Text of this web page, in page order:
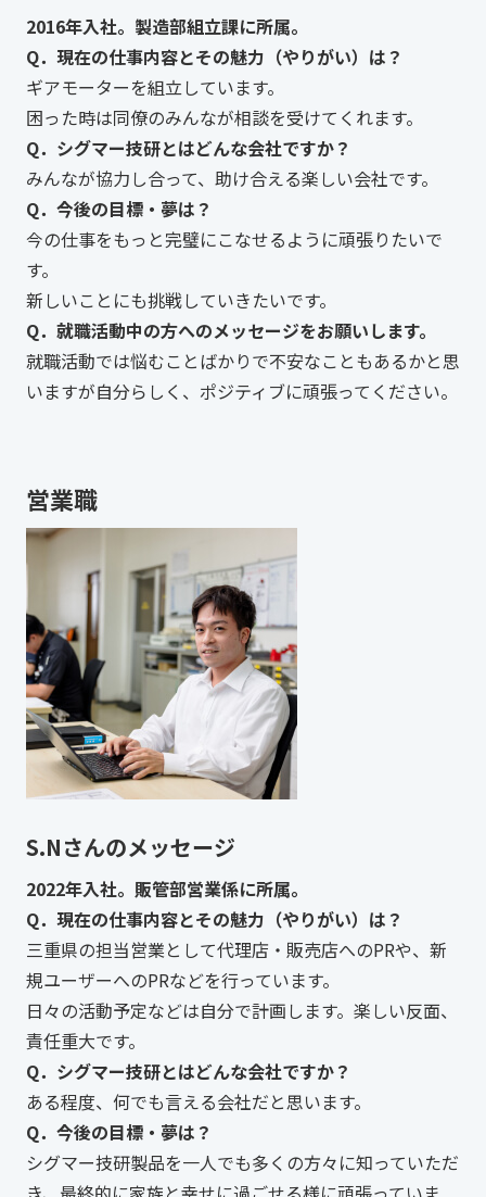
2016年入社。製造部組立課に所属。
Q．現在の仕事内容とその魅力（やりがい）は？
ギアモーターを組立しています。
困った時は同僚のみんなが相談を受けてくれます。
Q．シグマー技研とはどんな会社ですか？
みんなが協力し合って、助け合える楽しい会社です。
Q．今後の目標・夢は？
今の仕事をもっと完璧にこなせるように頑張りたいで
す。
新しいことにも挑戦していきたいです。
Q．就職活動中の方へのメッセージをお願いします。
就職活動では悩むことばかりで不安なこともあるかと思
いますが自分らしく、ポジティブに頑張ってください。
営業職
S.Nさんのメッセージ
2022年入社。販管部営業係に所属。
Q．現在の仕事内容とその魅力（やりがい）は？
三重県の担当営業として代理店・販売店へのPRや、新
規ユーザーへのPRなどを行っています。
日々の活動予定などは自分で計画します。楽しい反面、
責任重大です。
Q．シグマー技研とはどんな会社ですか？
ある程度、何でも言える会社だと思います。
Q．今後の目標・夢は？
シグマー技研製品を一人でも多くの方々に知っていただ